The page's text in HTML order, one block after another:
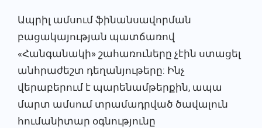
Ապրիլ ամսում ֆինանսավորման
բացակայության պատճառով
«Հանգանակի» շահառուները չէին ստացել
անհրաժեշտ դեղանյութերը: Ինչ
վերաբերում է պարենամթերքին, ապա
մարտ ամսում տրամադրված ծավալուն
հումանիտար օգնությունը